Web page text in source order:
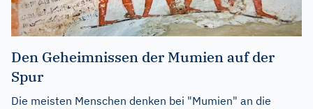
Den Geheimnissen der Mumien auf der
Spur
Die meisten Menschen denken bei "Mumien" an die